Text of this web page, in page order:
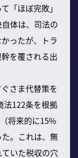
「ほぼ完敗」
体は、司法の
ったが、トラ
を覆される出
さま代替策を
法122条を根拠
将来的に15%
。これは、無
いた税収の穴